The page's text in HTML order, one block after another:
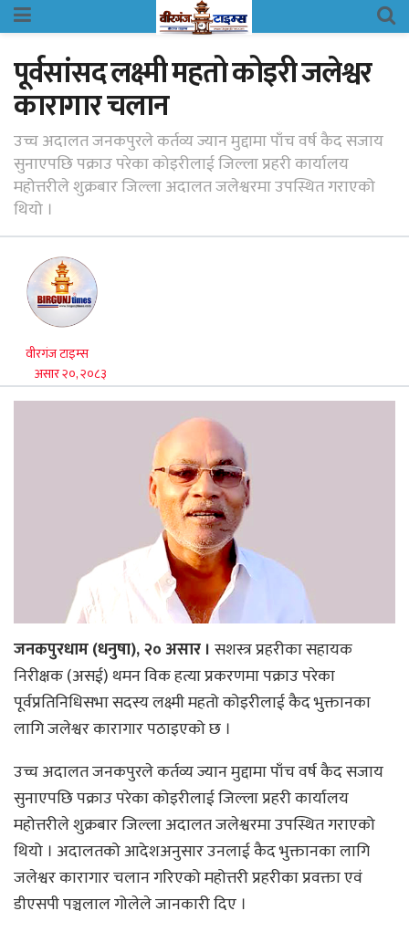
पूर्वसांसद लक्ष्मी महतो कोइरी जलेश्वर
कारागार चलान
उच्च अदालत जनकपुरले कर्तव्य ज्यान मुद्दामा पाँच वर्ष कैद सजाय
सुनाएपछि पक्राउ परेका कोइरीलाई जिल्ला प्रहरी कार्यालय
महोत्तरीले शुक्रबार जिल्ला अदालत जलेश्वरमा उपस्थित गराएको
थियो ।
वीरगंज टाइम्स
असार २०, २०८३
जनकपुरधाम (धनुषा), २० असार । सशस्त्र प्रहरीका सहायक
निरीक्षक (असई) थमन विक हत्या प्रकरणमा पक्राउ परेका
पूर्वप्रतिनिधिसभा सदस्य लक्ष्मी महतो कोइरीलाई कैद भुक्तानका
लागि जलेश्वर कारागार पठाइएको छ ।
उच्च अदालत जनकपुरले कर्तव्य ज्यान मुद्दामा पाँच वर्ष कैद सजाय
सुनाएपछि पक्राउ परेका कोइरीलाई जिल्ला प्रहरी कार्यालय
महोत्तरीले शुक्रबार जिल्ला अदालत जलेश्वरमा उपस्थित गराएको
थियो । अदालतको आदेशअनुसार उनलाई कैद भुक्तानका लागि
जलेश्वर कारागार चलान गरिएको महोत्तरी प्रहरीका प्रवक्ता एवं
डीएसपी पञ्चलाल गोलेले जानकारी दिए ।